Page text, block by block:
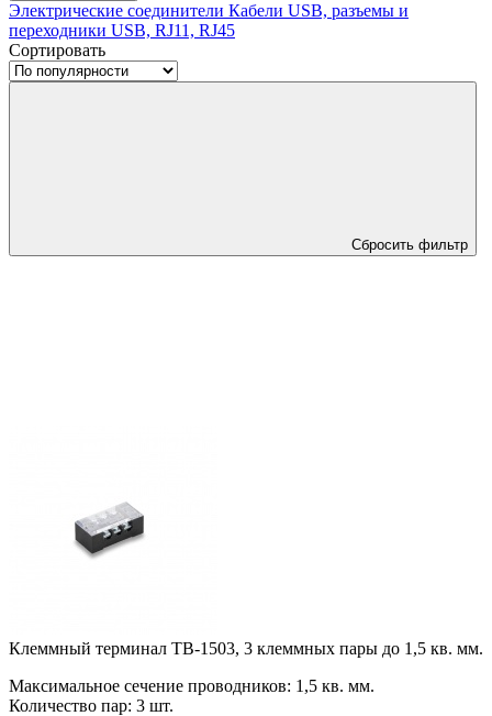
Электрические соединители Кабели USB, разъемы и
переходники USB, RJ11, RJ45
Сортировать
Сбросить фильтр
Клеммный терминал TB-1503, 3 клеммных пары до 1,5 кв. мм.
Максимальное сечение проводников: 1,5 кв. мм.
Количество пар: 3 шт.